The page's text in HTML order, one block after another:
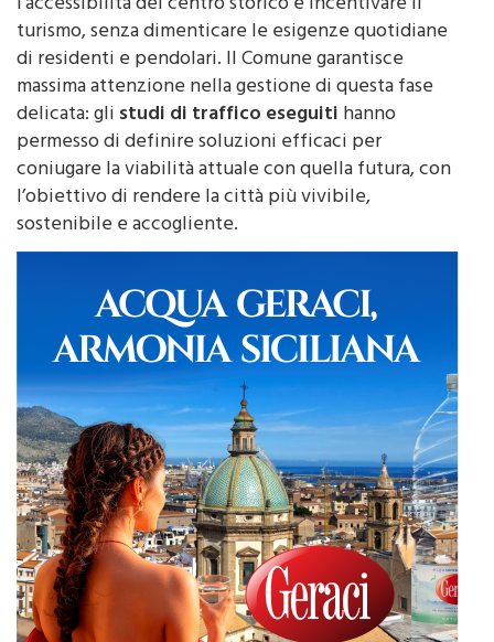
l’accessibilità del centro storico e incentivare il
turismo, senza dimenticare le esigenze quotidiane
di residenti e pendolari. Il Comune garantisce
massima attenzione nella gestione di questa fase
delicata: glistudi di traffico eseguitihanno
permesso di definire soluzioni efficaci per
coniugare la viabilità attuale con quella futura, con
l’obiettivo di rendere la città più vivibile,
sostenibile e accogliente.